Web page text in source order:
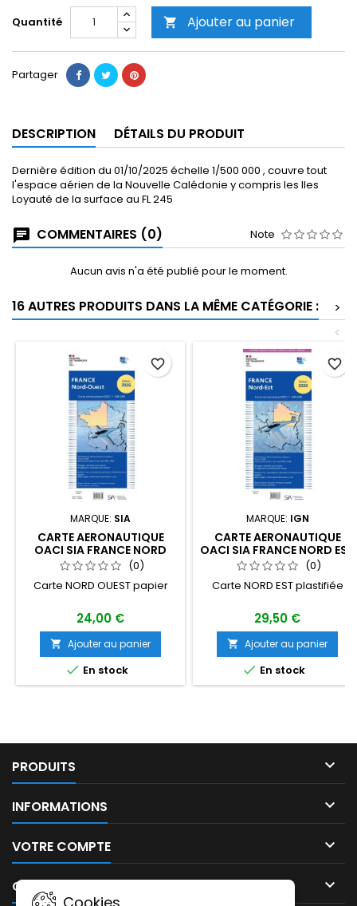
Quantité  Ajouter au panier
Partager
DESCRIPTION DÉTAILS DU PRODUIT
Dernière édition du 01/10/2025 échelle 1/500 000 , couvre tout
l'espace aérien de la Nouvelle Calédonie y compris les Iles
Loyauté de la surface au FL 245
COMMENTAIRES (0) Note
Aucun avis n'a été publié pour le moment.
16 AUTRES PRODUITS DANS LA MÊME CATÉGORIE :
>
<
MARQUE: SIA
CARTE AERONAUTIQUE
OACI SIA FRANCE NORD
OUEST 2026 AU 1/500 000
(0)
Carte NORD OUEST papier
24,00 €
 Ajouter au panier
 En stock
favorite_border
MARQUE: IGN
CARTE AERONAUTIQUE
OACI SIA FRANCE NORD EST
2026 PLASTIFIÉE AU 1/500
000
(0)
Carte NORD EST plastifiée
29,50 €
 Ajouter au panier
 En stock
favorite_border
PRODUITS 
INFORMATIONS 
VOTRE COMPTE 
CONTACT 